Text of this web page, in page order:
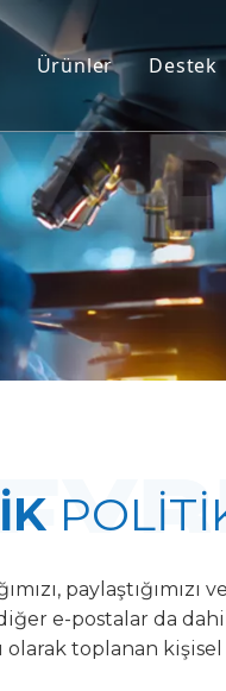
Ürünler
İnsan Dışı
Kemirgen
İnsan Dokusu ve
Entegre Etkinlik
Translasyonel
IND Gönderim
Destek
SSS
e-postalar da
olarak toplanan